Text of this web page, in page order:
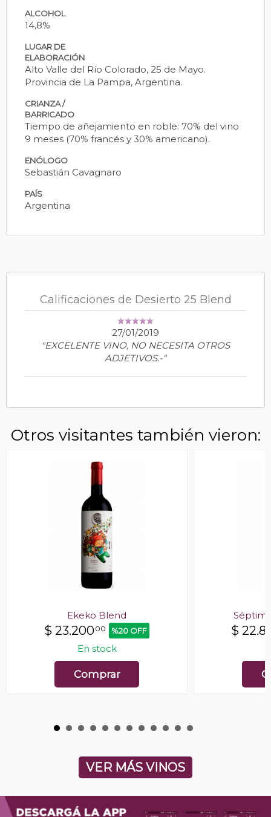
ALCOHOL
14,8%
LUGAR DE
ELABORACIÓN
Alto Valle del Río Colorado, 25 de Mayo.
Provincia de La Pampa, Argentina.
CRIANZA /
BARRICADO
Tiempo de añejamiento en roble: 70% del vino
9 meses (70% francés y 30% americano).
ENÓLOGO
Sebastián Cavagnaro
PAÍS
Argentina
Calificaciones de Desierto 25 Blend
27/01/2019
"EXCELENTE VINO, NO NECESITA OTROS
ADJETIVOS.-"
Otros visitantes también vieron:
Ekeko Blend
$ 23.20000 %20 OFF
En stock
Comprar
$
VER MÁS VINOS